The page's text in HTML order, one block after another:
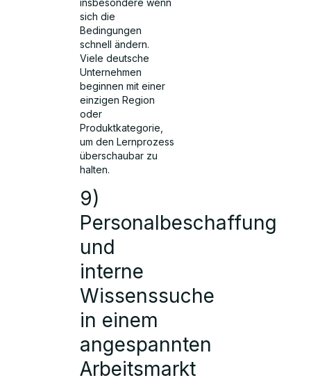
sich die
Bedingungen
schnell ändern.
Viele deutsche
Unternehmen
beginnen mit einer
einzigen Region
oder
Produktkategorie,
um den Lernprozess
überschaubar zu
halten.
9)
Personalbeschaffung
und
interne
Wissenssuche
in einem
angespannten
Arbeitsmarkt